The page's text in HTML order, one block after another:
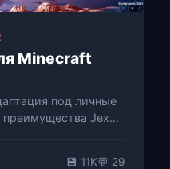
Minecraft
под личные
преимущества Jex
серверов…
💾 11K💬 29